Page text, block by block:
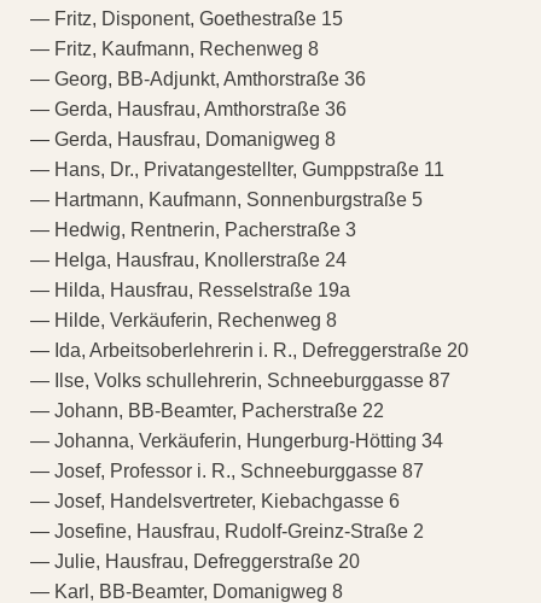
— Fritz, Disponent, Goethestraße 15
— Fritz, Kaufmann, Rechenweg 8
— Georg, BB-Adjunkt, Amthorstraße 36
— Gerda, Hausfrau, Amthorstraße 36
— Gerda, Hausfrau, Domanigweg 8
— Hans, Dr., Privatangestellter, Gumppstraße 11
— Hartmann, Kaufmann, Sonnenburgstraße 5
— Hedwig, Rentnerin, Pacherstraße 3
— Helga, Hausfrau, Knollerstraße 24
— Hilda, Hausfrau, Resselstraße 19a
— Hilde, Verkäuferin, Rechenweg 8
— Ida, Arbeitsoberlehrerin i. R., Defreggerstraße 20
— Ilse, Volks schullehrerin, Schneeburggasse 87
— Johann, BB-Beamter, Pacherstraße 22
— Johanna, Verkäuferin, Hungerburg-Hötting 34
— Josef, Professor i. R., Schneeburggasse 87
— Josef, Handelsvertreter, Kiebachgasse 6
— Josefine, Hausfrau, Rudolf-Greinz-Straße 2
— Julie, Hausfrau, Defreggerstraße 20
— Karl, BB-Beamter, Domanigweg 8